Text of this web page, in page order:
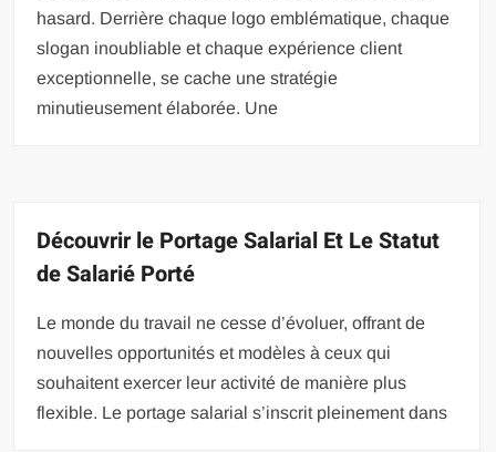
hasard. Derrière chaque logo emblématique, chaque
slogan inoubliable et chaque expérience client
exceptionnelle, se cache une stratégie
minutieusement élaborée. Une
Découvrir le Portage Salarial Et Le Statut
de Salarié Porté
Le monde du travail ne cesse d’évoluer, offrant de
nouvelles opportunités et modèles à ceux qui
souhaitent exercer leur activité de manière plus
flexible. Le portage salarial s’inscrit pleinement dans